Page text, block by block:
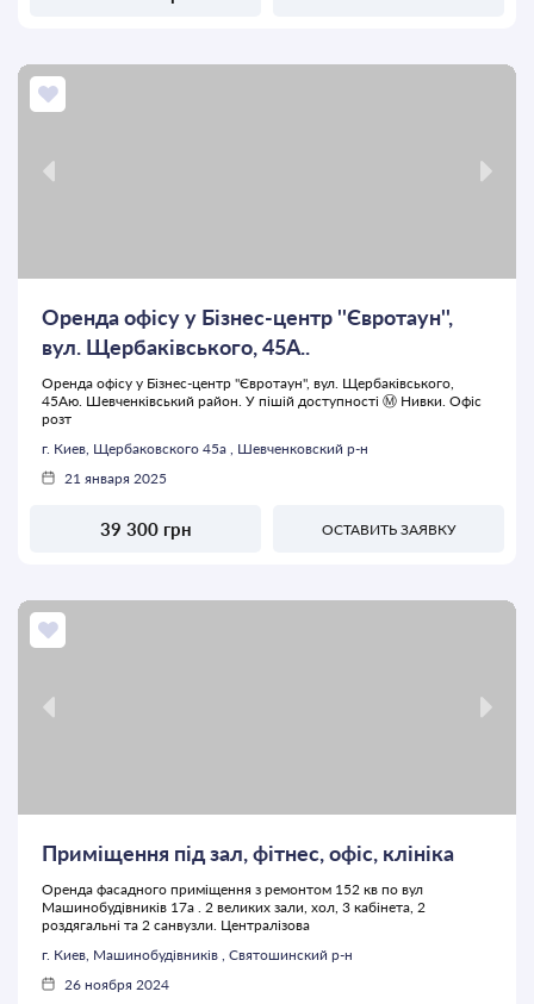
Оренда офісу у Бізнес-центр ''Євротаун'',
вул. Щербаківського, 45А..
Оренда офісу у Бізнес-центр ''Євротаун'', вул. Щербаківського,
45Аю. Шевченківський район. У пішій доступності Ⓜ️ Нивки. Офіс
розт
г. Киев, Щербаковского 45а , Шевченковский р-н
21 января 2025
39 300 грн ОСТАВИТЬ ЗАЯВКУ
Приміщення під зал, фітнес, офіс, клініка
Оренда фасадного приміщення з ремонтом 152 кв по вул
Машинобудівників 17а . 2 великих зали, хол, 3 кабінета, 2
роздягальні та 2 санвузли. Централізова
г. Киев, Машинобудівників , Святошинский р-н
26 ноября 2024